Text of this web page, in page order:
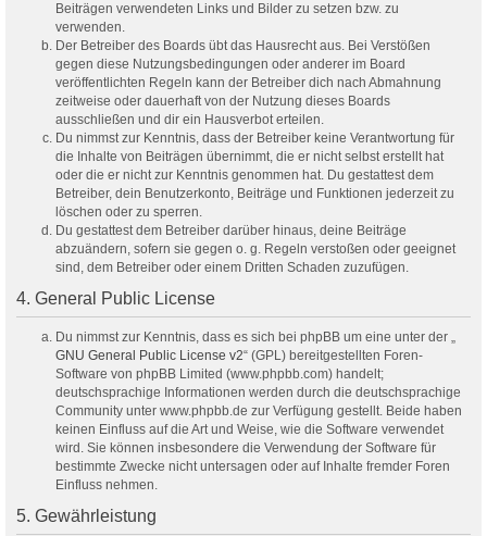
Beiträgen verwendeten Links und Bilder zu setzen bzw. zu
verwenden.
Der Betreiber des Boards übt das Hausrecht aus. Bei Verstößen
gegen diese Nutzungsbedingungen oder anderer im Board
veröffentlichten Regeln kann der Betreiber dich nach Abmahnung
zeitweise oder dauerhaft von der Nutzung dieses Boards
ausschließen und dir ein Hausverbot erteilen.
Du nimmst zur Kenntnis, dass der Betreiber keine Verantwortung für
die Inhalte von Beiträgen übernimmt, die er nicht selbst erstellt hat
oder die er nicht zur Kenntnis genommen hat. Du gestattest dem
Betreiber, dein Benutzerkonto, Beiträge und Funktionen jederzeit zu
löschen oder zu sperren.
Du gestattest dem Betreiber darüber hinaus, deine Beiträge
abzuändern, sofern sie gegen o. g. Regeln verstoßen oder geeignet
sind, dem Betreiber oder einem Dritten Schaden zuzufügen.
4. General Public License
Du nimmst zur Kenntnis, dass es sich bei phpBB um eine unter der „
GNU General Public License v2“ (GPL) bereitgestellten Foren-
Software von phpBB Limited (www.phpbb.com) handelt;
deutschsprachige Informationen werden durch die deutschsprachige
Community unter www.phpbb.de zur Verfügung gestellt. Beide haben
keinen Einfluss auf die Art und Weise, wie die Software verwendet
wird. Sie können insbesondere die Verwendung der Software für
bestimmte Zwecke nicht untersagen oder auf Inhalte fremder Foren
Einfluss nehmen.
5. Gewährleistung